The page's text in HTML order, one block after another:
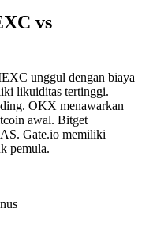
vs
unggul dengan biaya
likuiditas tertinggi.
OKX menawarkan
awal. Bitget
Gate.io memiliki
pemula.